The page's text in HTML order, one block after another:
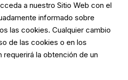
a nuestro Sitio Web con el
informado sobre
las cookies. Cualquier cambio
de las cookies o en los
requerirá la obtención de un